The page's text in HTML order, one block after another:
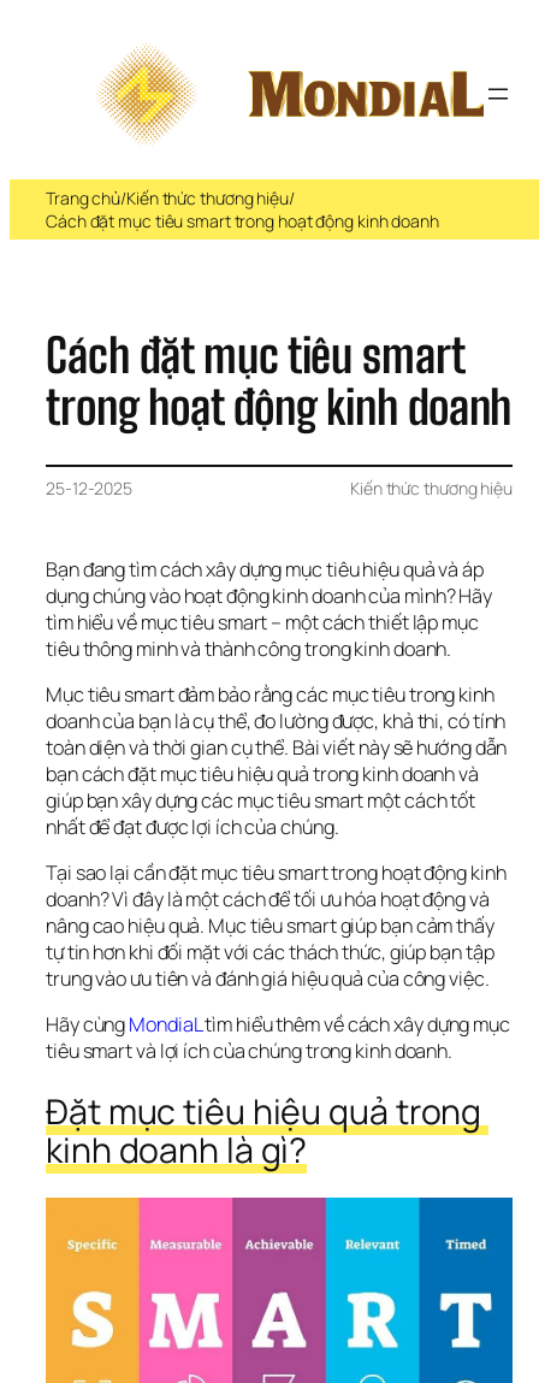
Trang chủ/Kiến thức thương hiệu/
Cách đặt mục tiêu smart trong hoạt động kinh doanh
Cách đặt mục tiêu smart
trong hoạt động kinh doanh
25-12-2025 Kiến thức thương hiệu
Bạn đang tìm cách xây dựng mục tiêu hiệu quả và áp
dụng chúng vào hoạt động kinh doanh của mình? Hãy
tìm hiểu về mục tiêu smart – một cách thiết lập mục
tiêu thông minh và thành công trong kinh doanh.
Mục tiêu smart đảm bảo rằng các mục tiêu trong kinh
doanh của bạn là cụ thể, đo lường được, khả thi, có tính
toàn diện và thời gian cụ thể. Bài viết này sẽ hướng dẫn
bạn cách đặt mục tiêu hiệu quả trong kinh doanh và
giúp bạn xây dựng các mục tiêu smart một cách tốt
nhất để đạt được lợi ích của chúng.
Tại sao lại cần đặt mục tiêu smart trong hoạt động kinh
doanh? Vì đây là một cách để tối ưu hóa hoạt động và
nâng cao hiệu quả. Mục tiêu smart giúp bạn cảm thấy
tự tin hơn khi đối mặt với các thách thức, giúp bạn tập
trung vào ưu tiên và đánh giá hiệu quả của công việc.
Hãy cùng MondiaL tìm hiểu thêm về cách xây dựng mục
tiêu smart và lợi ích của chúng trong kinh doanh.
Đặt mục tiêu hiệu quả trong
kinh doanh là gì?